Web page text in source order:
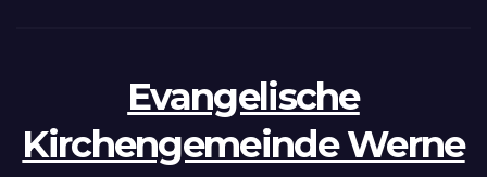
Evangelische
Kirchengemeinde Werne